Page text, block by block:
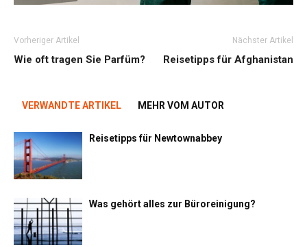
Vorheriger Artikel
Wie oft tragen Sie Parfüm?
Nächster Artikel
Reisetipps für Afghanistan
VERWANDTE ARTIKEL MEHR VOM AUTOR
Reisetipps für Newtownabbey
Was gehört alles zur Büroreinigung?